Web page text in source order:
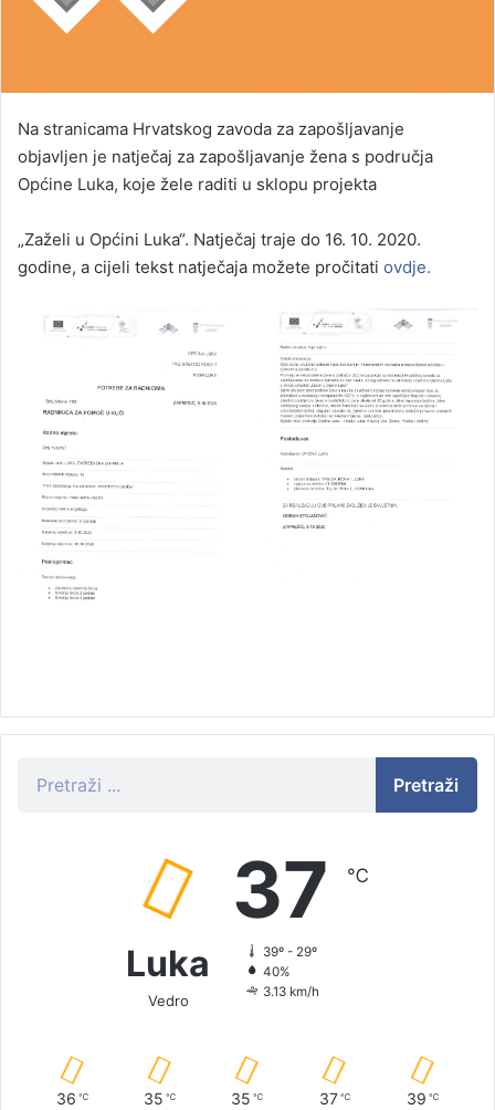
Na stranicama Hrvatskog zavoda za zapošljavanje
objavljen je natječaj za zapošljavanje žena s područja
Općine Luka, koje žele raditi u sklopu projekta
„Zaželi u Općini Luka“. Natječaj traje do 16. 10. 2020.
godine, a cijeli tekst natječaja možete pročitati ovdje.
Pretraži
Luka
Vedro
37 ℃
39º - 29º
40%
3.13 km/h
36 ℃ 35 ℃ 35 ℃ 37 ℃ 39 ℃